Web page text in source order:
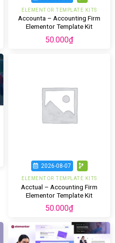
ELEMENTOR TEMPLATE KITS
Accounta – Accounting Firm
Elementor Template Kit
50.000₫
2026-08-07
ELEMENTOR TEMPLATE KITS
Acctual – Accounting Firm
Elementor Template Kit
50.000₫